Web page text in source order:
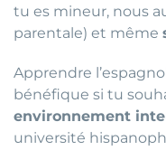
tu es mineur, nous
parentale) et même
Apprendre
bénéfique si tu
environnement
université